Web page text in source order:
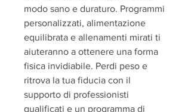
modo sano e duraturo. Programmi
personalizzati, alimentazione
equilibrata e allenamenti mirati ti
aiuteranno a ottenere una forma
fisica invidiabile. Perdi peso e
ritrova la tua fiducia con il
supporto di professionisti
qualificati e un programma di